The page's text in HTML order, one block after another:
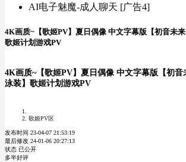
AI电子魅魔-成人聊天 [广告4]
4K画质~【歌姬PV】夏日偶像 中文字幕版【初音未
歌姬计划游戏PV
4K画质~【歌姬PV】夏日偶像 中文字幕版【初
泳装】歌姬计划游戏PV
歌姬PV区
发布时间 23-04-07 21:53:19
最后修改 24-01-06 20:27:13
状态 已公开
多半好评